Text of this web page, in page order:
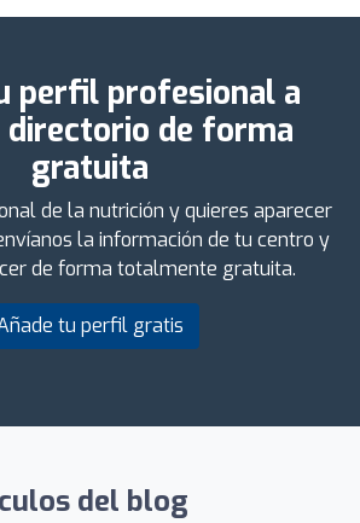
perfil profesional a
de forma
gratuita
de la nutrición y quieres aparecer
la información de tu centro y
de forma totalmente gratuita.
tu perfil gratis
del blog